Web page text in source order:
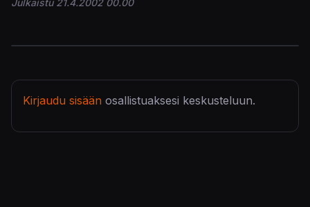
Kirjaudu sisään osallistuaksesi keskusteluun.